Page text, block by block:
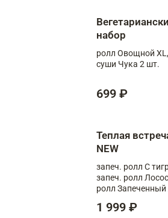
набор
ролл Овощной
суши Чука 2 шт.
699 ₽
Теплая
NEW
запеч. ролл С
запеч. ролл
ролл Запеченный
1 999 ₽